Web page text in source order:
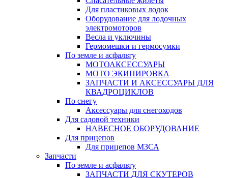
Для пластиковых лодок
Оборудование для лодочных
электромоторов
Весла и уключины
Гермомешки и гермосумки
По земле и асфальту
МОТОАКСЕССУАРЫ
МОТО ЭКИПИРОВКА
ЗАПЧАСТИ И АКСЕССУАРЫ ДЛЯ
КВАДРОЦИКЛОВ
По снегу
Аксессуары для снегоходов
Для садовой техники
НАВЕСНОЕ ОБОРУДОВАНИЕ
Для прицепов
Для прицепов МЗСА
Запчасти
По земле и асфальту
ЗАПЧАСТИ ДЛЯ СКУТЕРОВ